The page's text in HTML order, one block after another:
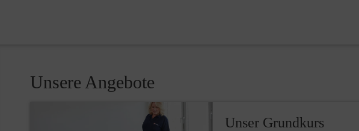
Unsere Angebote
Unser Grundkurs